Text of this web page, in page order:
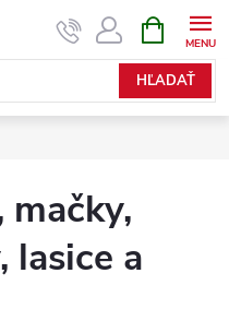
HĽADAŤ
KOŠÍK
mačky,
lasice a